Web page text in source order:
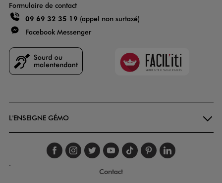
Formulaire de contact
09 69 32 35 19 (appel non surtaxé)
Facebook Messenger
Faciliti
L'ENSEIGNE GÉMO
Suivez-nous sur
Suivez-nous sur
Suivez-nous sur
Suivez-nous
Suivez-nous
Suivez-
.
Contact